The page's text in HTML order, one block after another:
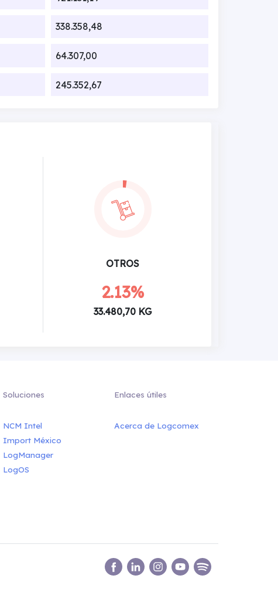
338.358,48
64.307,00
245.352,67
OTROS
2.13%
33.480,70 KG
Soluciones
NCM Intel
Import México
LogManager
LogOS
Enlaces útiles
Acerca de Logcomex